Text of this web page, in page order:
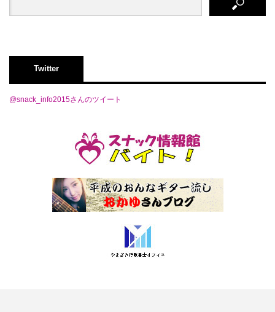
Twitter
@snack_info2015さんのツイート